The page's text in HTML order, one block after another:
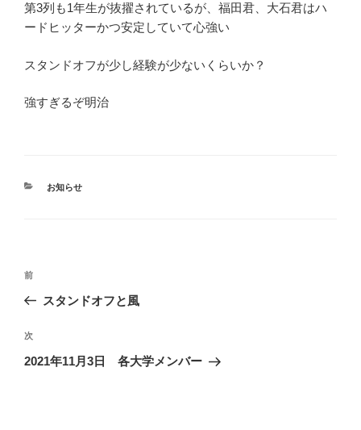
第3列も1年生が抜擢されているが、福田君、大石君はハ
ードヒッターかつ安定していて心強い
スタンドオフが少し経験が少ないくらいか？
強すぎるぞ明治
カ
お知らせ
投
ビ
ゲ
前
の
稿
前
スタンドオフと風
次
の
次
2021年11月3日 各大学メンバー